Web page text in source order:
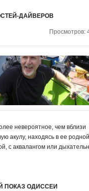
ДАЙВЕРОВ
Просмотров:
невероятное, чем вблизи
акулу, находясь в ее родной
с аквалангом или
ПОКАЗ ОДИССЕИ